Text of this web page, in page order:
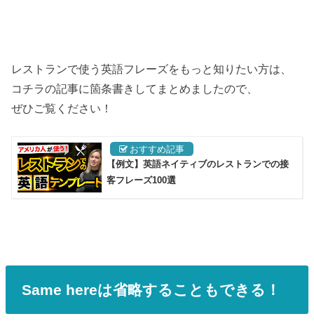
レストランで使う英語フレーズをもっと知りたい方は、
コチラの記事に箇条書きしてまとめましたので、
ぜひご覧ください！
【例文】英語ネイティブのレストランでの接
客フレーズ100選
Same hereは省略することもできる！